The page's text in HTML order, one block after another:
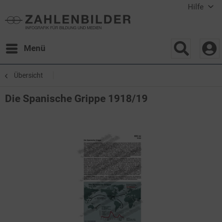
Hilfe
Menü
Übersicht
Die Spanische Grippe 1918/19